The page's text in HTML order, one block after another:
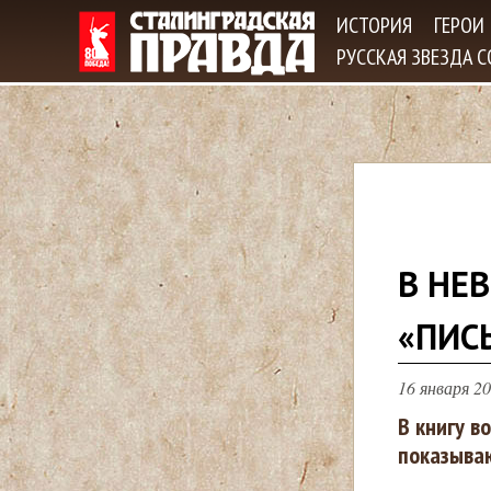
ИСТОРИЯ
ГЕРОИ
РУССКАЯ ЗВЕЗДА
з
д
е
В
16 января
В книгу